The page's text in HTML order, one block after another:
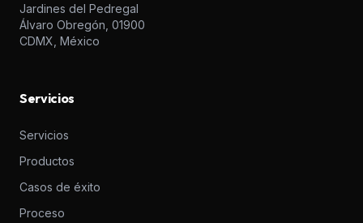
Jardines del Pedregal
Álvaro Obregón, 01900
CDMX, México
Servicios
Servicios
Productos
Casos de éxito
Proceso